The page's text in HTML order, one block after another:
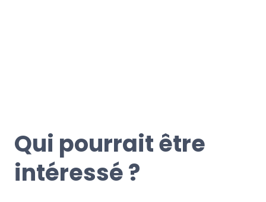
Qui pourrait être
intéressé ?